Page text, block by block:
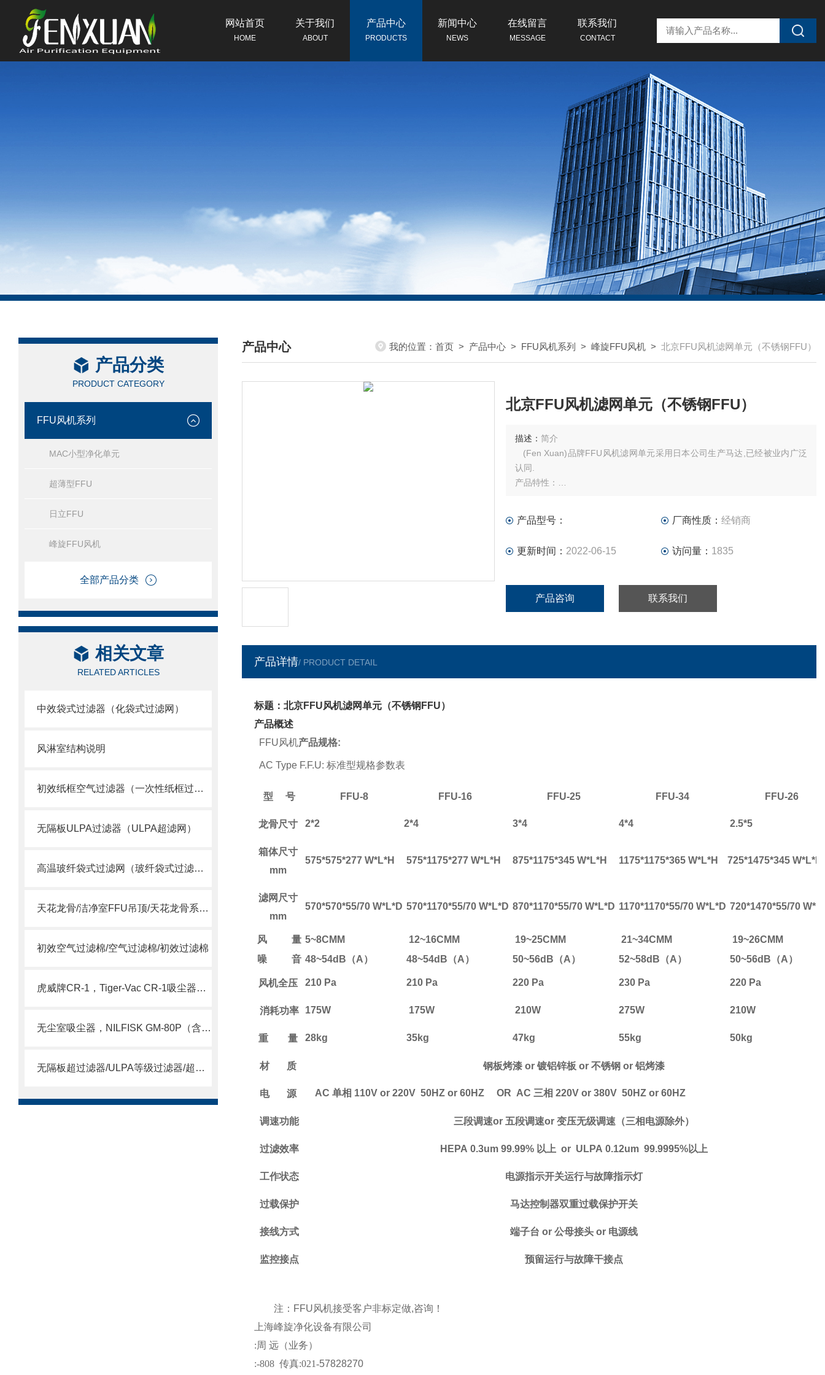
网站首页
HOME
关于我们
ABOUT
产品中心
PRODUCTS
新闻中心
NEWS
在线留言
MESSAGE
联系我们
CONTACT
产品分类
PRODUCT CATEGORY
FFU风机系列
MAC小型净化单元
超薄型FFU
日立FFU
峰旋FFU风机
全部产品分类
相关文章
RELATED ARTICLES
中效袋式过滤器（化袋式过滤网）
风淋室结构说明
初效纸框空气过滤器（一次性纸框过滤网）
无隔板ULPA过滤器（ULPA超滤网）
高温玻纤袋式过滤网（玻纤袋式过滤器）
天花龙骨/洁净室FFU吊顶/天花龙骨系统/ffu龙骨
初效空气过滤棉/空气过滤棉/初效过滤棉
虎威牌CR-1，Tiger-Vac CR-1吸尘器（含HEPA）
无尘室吸尘器，NILFISK GM-80P（含HEPA）
无隔板超过滤器/ULPA等级过滤器/超空气过滤器
产品中心
/ PRODUCTS CENTER
我的位置： 首页 > 产品中心 > FFU风机系列 > 峰旋FFU风机 > 北京FFU风机滤网单元（不锈钢FFU）
北京FFU风机滤网单元（不锈钢FFU）
描述： 简介
(Fen Xuan)品牌FFU风机滤网单元采用日本公司生产马达,已经被业内广泛
认同.
产品特性：
2、 轻量化模块结构设计,结构牢固,经久耐用,可符合各厂家的 Grid 系统安
3、 特殊入风道设计,风阻低,气流顺畅。
5、 设计风量大,容尘
产品型号： 厂商性质： 经销商
更新时间： 2022-06-15 访问量： 1835
产品咨询 联系我们
产品详情/ PRODUCT DETAIL
标题：北京FFU风机滤网单元（不锈钢FFU）
产品概述
FFU风机产品规格:
AC Type F.F.U: 标准型规格参数表
型 号 FFU-8 FFU-16 FFU-25 FFU-34 FFU-26
龙骨尺寸 2*2 2*4 3*4 4*4 2.5*5
箱体尺寸
mm
575*575*277 W*L*H 575*1175*277 W*L*H 875*1175*345 W*L*H 1175*1175*365 W*L*H 725*1475*345 W*L*H
滤网 尺寸
mm
570*570*55/70 W*L*D 570*1170*55/70 W*L*D 870*1170*55/70 W*L*D 1170*1170*55/70 W*L*D 720*1470*55/70
风 量 5~8CMM 12~16CMM 19~25CMM 21~34CMM
19~26CMM
噪
音 48~54dB（A） 48~54dB（A） 50~56dB（A） 52~58dB（A） 50~56dB（A）
风机全压 210 Pa 210 Pa 220 Pa 230 Pa 220 Pa
消耗功率 175W 175W 210W 275W 210W
重 量 28kg 35kg 47kg 55kg 50kg
材 质 钢板烤漆 or 镀铝锌板 or 不锈钢 or 铝烤漆
电 源 AC 单相 110V or 220V 50HZ or 60HZ OR AC 三相 220V or 380V 50HZ or 60HZ
调速功能 三段调速or 五段调速or 变压无级调速 （三相电源除外）
过滤效率 HEPA 0.3um 99.99% 以上 or ULPA 0.12um 99.9995%以上
工作状态 电源指示开关运行与故障指示灯
过载保护 马达控制器双重过载保护开关
接线方式 端子台 or 公母接头 or 电源线
监控接点 预留运行与故障干接点
注： FFU风机接受客户非标定做,咨询！
上海峰旋净化设备有限公司
:周 远 （业务）
:-808 传真:021-57828270